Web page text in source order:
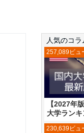
人気のコラ
【2027年
大学ラン
257,089ビュ
230,639ビュ